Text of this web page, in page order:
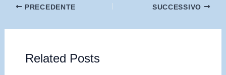
PRECEDENTE SUCCESSIVO
Related Posts